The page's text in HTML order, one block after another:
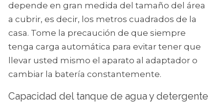
depende en gran medida del tamaño del área
a cubrir, es decir, los metros cuadrados de la
casa. Tome la precaución de que siempre
tenga carga automática para evitar tener que
llevar usted mismo el aparato al adaptador o
cambiar la batería constantemente.
Capacidad del tanque de agua y detergente